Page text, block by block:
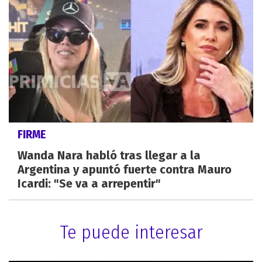
FIRME
Wanda Nara habló tras llegar a la
Argentina y apuntó fuerte contra Mauro
Icardi: "Se va a arrepentir"
Te puede interesar